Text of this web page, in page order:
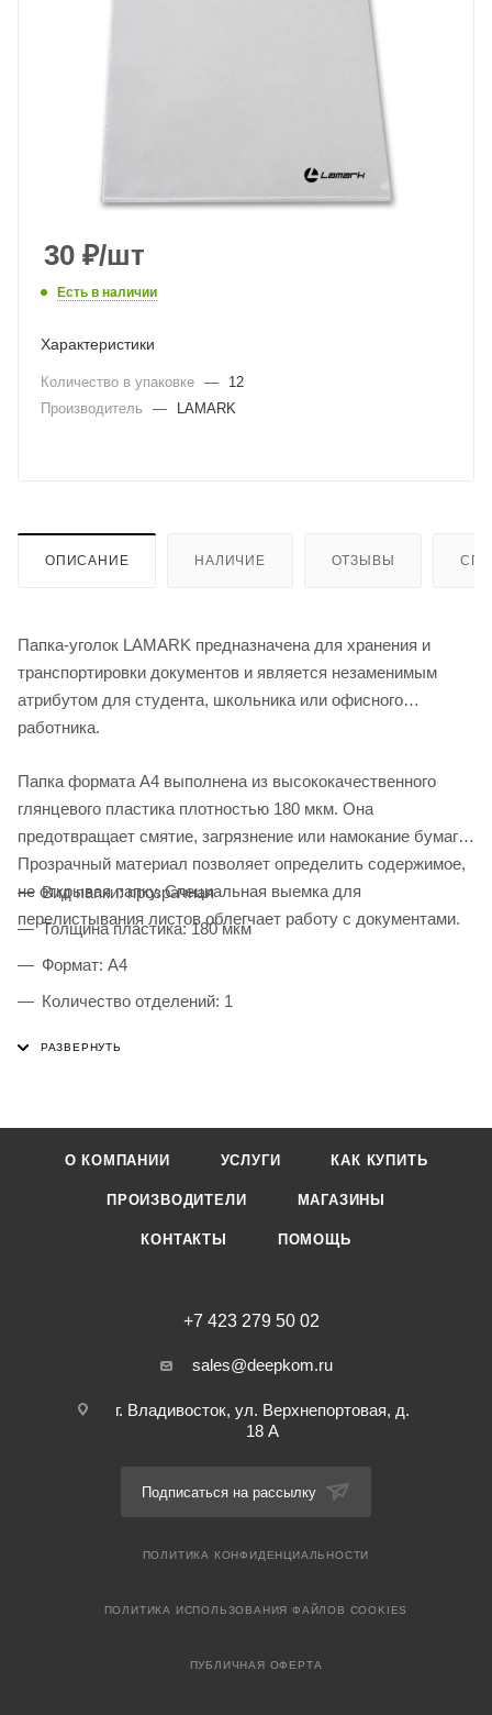
30 ₽/шт
Есть в наличии
Характеристики
Количество в упаковке —
12
Производитель
— LAMARK
ОПИСАНИЕ НАЛИЧИЕ ОТЗЫВЫ
Папка-уголок LAMARK предназначена для хранения и
транспортировки документов и является незаменимым
атрибутом для студента, школьника или офисного
работника.
Папка формата А4 выполнена из высококачественного
глянцевого пластика плотностью 180 мкм. Она
предотвращает смятие, загрязнение или намокание бумаг.
Прозрачный материал позволяет определить содержимое,
не открывая папку. Специальная выемка для
перелистывания листов облегчает работу с документами.
Вид папки: прозрачная
Толщина пластика: 180 мкм
Формат: А4
Количество отделений: 1
О КОМПАНИИ УСЛУГИ КАК КУПИТЬ
ПРОИЗВОДИТЕЛИ МАГАЗИНЫ
КОНТАКТЫ ПОМОЩЬ
+7 423 279 50 02
sales@deepkom.ru
г. Владивосток, ул. Верхнепортовая, д.
18 А
Подписаться на рассылку
ПОЛИТИКА КОНФИДЕНЦИАЛЬНОСТИ
ПОЛИТИКА ИСПОЛЬЗОВАНИЯ ФАЙЛОВ COOKIES
ПУБЛИЧНАЯ ОФЕРТА